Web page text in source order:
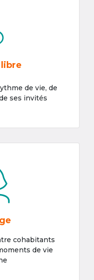
de vie, de
ses invités
cohabitants
de vie